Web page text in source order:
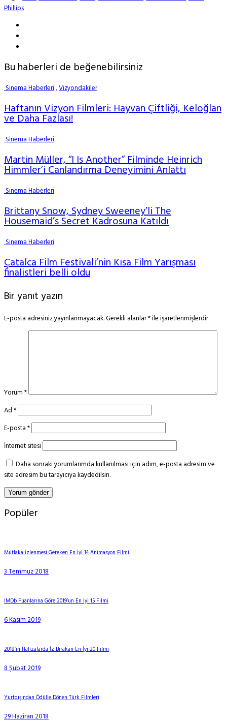
Phillips
Bu haberleri de beğenebilirsiniz
Sinema Haberleri,Vizyondakiler
Haftanın Vizyon Filmleri: Hayvan Çiftliği, Keloğlan
ve Daha Fazlası!
Sinema Haberleri
Martin Müller, “I Is Another” Filminde Heinrich
Himmler’i Canlandırma Deneyimini Anlattı
Sinema Haberleri
Brittany Snow, Sydney Sweeney’li The
Housemaid’s Secret Kadrosuna Katıldı
Sinema Haberleri
Çatalca Film Festivali’nin Kısa Film Yarışması
finalistleri belli oldu
Bir yanıt yazın
E-posta adresiniz yayınlanmayacak.Gerekli alanlar*ile işaretlenmişlerdir
Yorum*
Ad*
E-posta*
İnternet sitesi
Daha sonraki yorumlarımda kullanılması için adım, e-posta adresim ve
site adresim bu tarayıcıya kaydedilsin.
Popüler
Mutlaka İzlenmesi Gereken En İyi 14 Animasyon Filmi
3 Temmuz 2018
IMDb Puanlarına Göre 2019’un En İyi 15 Filmi
6 Kasım 2019
2018’in Hafızalarda İz Bırakan En İyi 20 Filmi
8 Şubat 2019
Yurtdışından Ödülle Dönen Türk Filmleri
29 Haziran 2018